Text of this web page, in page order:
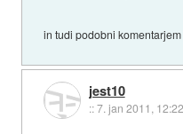
in tudi podobni
jest10
::7. jan 2011, 12:22